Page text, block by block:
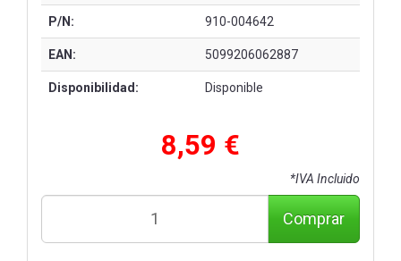
P/N: 910-004642
EAN: 5099206062887
Disponibilidad: Disponible
8,59 €
*IVA Incluido
Comprar